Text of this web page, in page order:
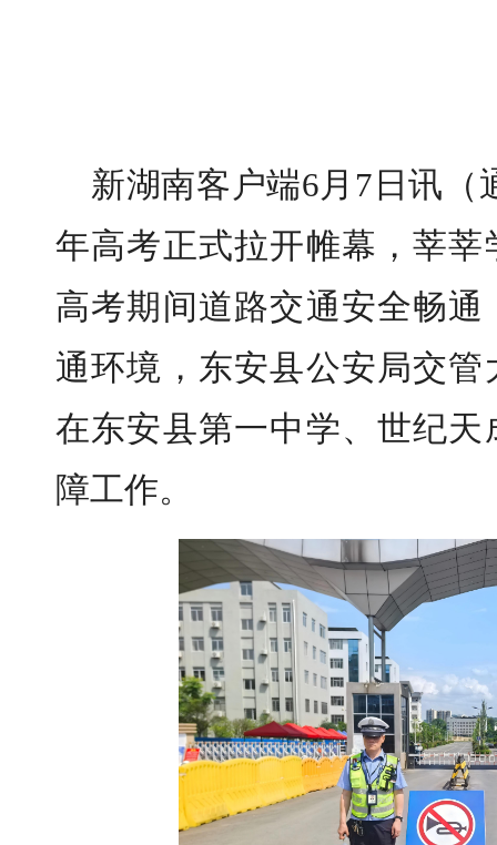
新湖南客户端6月7日讯（
年高考正式拉开帷幕，莘
高考期间道路交通安全畅
通环境，东安县公安局交
在东安县第一中学、世纪
障工作。